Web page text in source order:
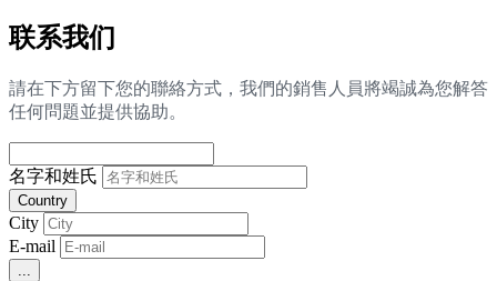
联系我们
請在下方留下您的聯絡方式，我們的銷售人員將竭誠為您解答
任何問題並提供協助。
名字和姓氏
Country
City
E-mail